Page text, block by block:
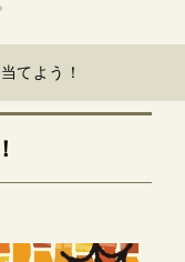
てよう！